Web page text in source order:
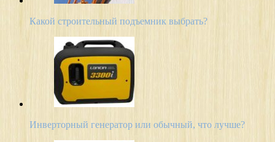
Какой строительный подъемник выбрать?
Инверторный генератор или обычный, что лучше?